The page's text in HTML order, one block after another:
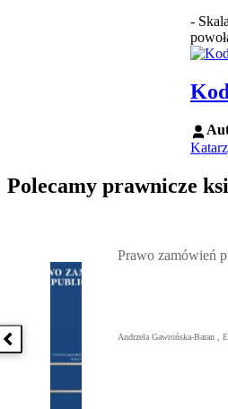
-
Polecamy prawnicze
Poprzednia książka
Prawo zamówień
Andrzela Gawrońska-Baran ,